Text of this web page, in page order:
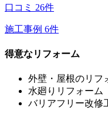
口コミ 26件
施工事例 6件
得意なリフォーム
外壁・屋根のリフ
水廻りリフォーム
バリアフリー改修